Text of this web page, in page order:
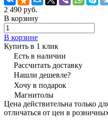
2 490 руб.
В корзину
В корзине
Купить в 1 клик
Есть в наличии
Рассчитать доставку
Нашли дешевле?
Хочу в подарок
Магнитолы
Цена действительна только
отличаться от цен в